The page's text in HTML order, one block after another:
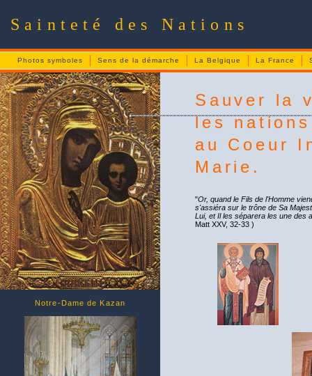
Sainteté des Nations
Photos symboles Sens de la démarche La Belgique La France
Notre-Dame de Kazan
Sauver la
les
au Coeur
Marie.
"Or, quand le Fils de l'Homme
s'assiéra sur le trône de Sa
Lui, et Il les séparera les une des
Matt XXV, 32-33 )